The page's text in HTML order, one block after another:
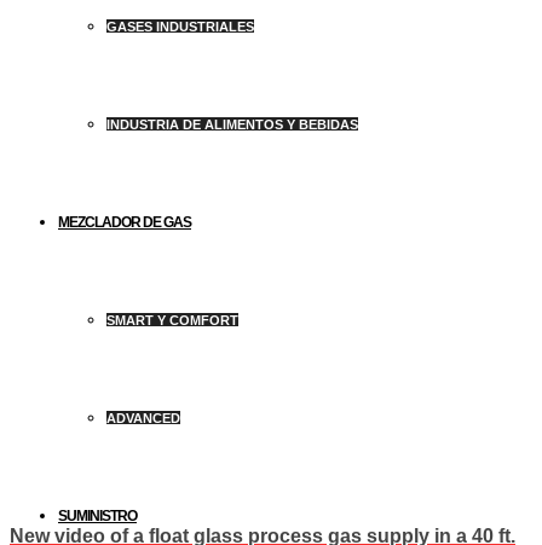
GASES INDUSTRIALES
INDUSTRIA DE ALIMENTOS Y BEBIDAS
MEZCLADOR DE GAS
SMART Y COMFORT
ADVANCED
SUMINISTRO
New video of a float glass process gas supply in a 40 ft.